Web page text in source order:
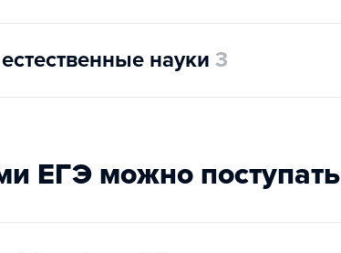
науки 3
ЕГЭ можно поступать